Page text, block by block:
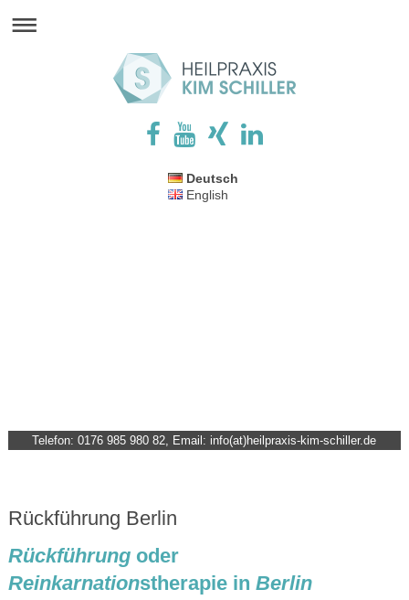
Deutsch
English
Telefon: 0176 985 980 82, Email: info(at)heilpraxis-kim-schiller.de
Rückführung Berlin
Rückführungoder
Reinkarnationstherapie in Berlin